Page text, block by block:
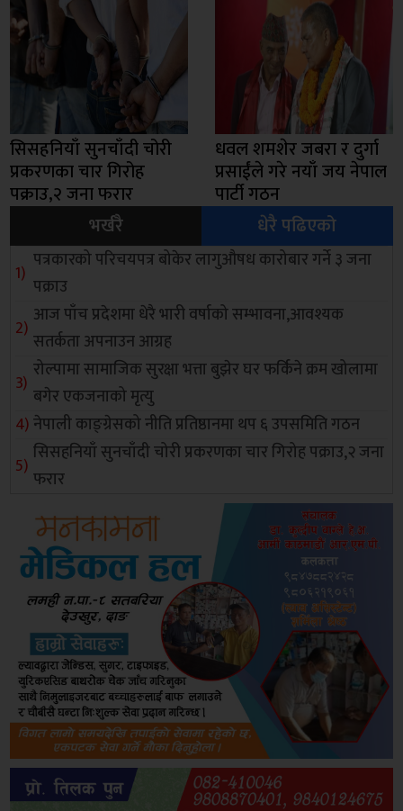
सिसहनियाँ सुनचाँदी चोरी
प्रकरणका चार गिरोह
पक्राउ,२ जना फरार
धवल शमशेर जबरा र दुर्गा
प्रसाईंले गरे नयाँ जय नेपाल
पार्टी गठन
भर्खरै
धेरै पढिएको
पत्रकारको परिचयपत्र बोकेर लागुऔषध कारोबार गर्ने ३ जना
पक्राउ
आज पाँच प्रदेशमा धेरै भारी वर्षाको सम्भावना,आवश्यक
सतर्कता अपनाउन आग्रह
रोल्पामा सामाजिक सुरक्षा भत्ता बुझेर घर फर्किने क्रम खोलामा
बगेर एकजनाको मृत्यु
नेपाली काङ्ग्रेसको नीति प्रतिष्ठानमा थप ६ उपसमिति गठन
सिसहनियाँ सुनचाँदी चोरी प्रकरणका चार गिरोह पक्राउ,२ जना
फरार